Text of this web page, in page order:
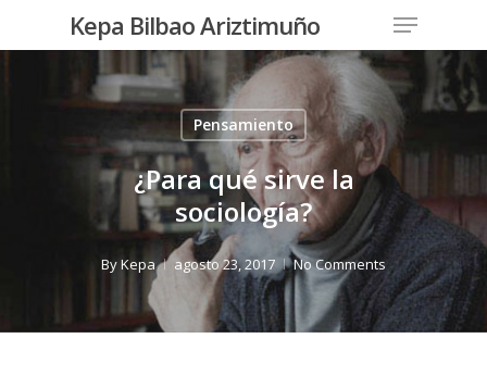
Kepa Bilbao Ariztimuño Menu
Pensamiento
¿Para qué sirve la
sociología?
ByKepa agosto 23, 2017 No Comments
Close
Menu